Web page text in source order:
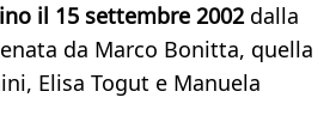
il 15 settembre 2002dalla
da Marco Bonitta, quella
Elisa Togut e Manuela